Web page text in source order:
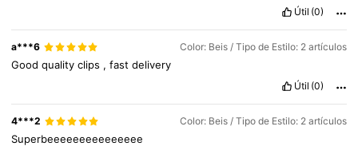
Útil (0)
a***6 Color: Beis / Tipo de Estilo: 2 artículos
Goodqualityclips ,fastdelivery
Útil (0)
4***2 Color: Beis / Tipo de Estilo: 2 artículos
Superbeeeeeeeeeeeeeee